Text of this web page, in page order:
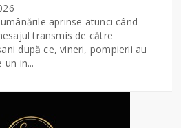
aprinse atunci când
transmis de către
după ce, vineri, pompierii au
in...